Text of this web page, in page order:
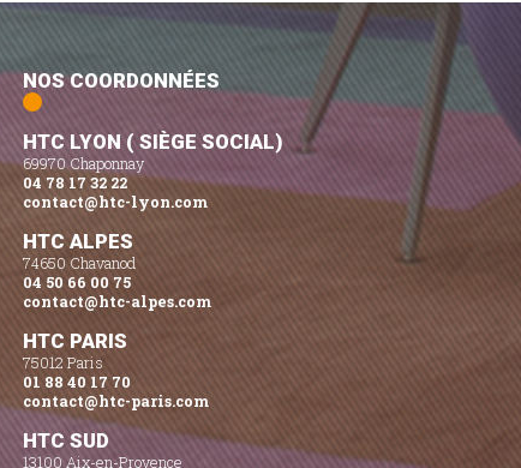
NOS COORDONNÉES
HTC LYON ( SIÈGE SOCIAL)
69970 Chaponnay
04 78 17 32 22
contact@htc-lyon.com
HTC ALPES
74650 Chavanod
04 50 66 00 75
contact@htc-alpes.com
HTC PARIS
75012 Paris
01 88 40 17 70
contact@htc-paris.com
HTC SUD
13100 Aix-en-Provence